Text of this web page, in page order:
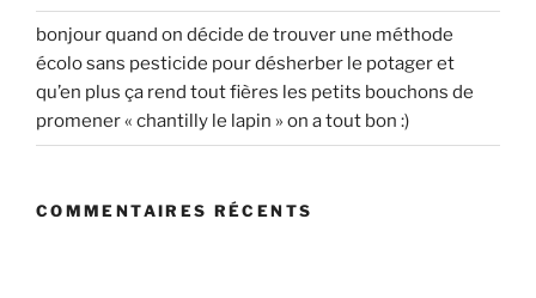
bonjour quand on décide de trouver une méthode
écolo sans pesticide pour désherber le potager et
qu’en plus ça rend tout fières les petits bouchons de
promener « chantilly le lapin » on a tout bon :)
COMMENTAIRES RÉCENTS